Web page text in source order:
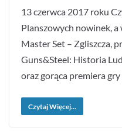
13 czerwca 2017 roku
Planszowych nowinek,
Master Set – Zgliszcza,
Guns&Steel: Historia
oraz gorąca premiera
Czytaj Więcej...